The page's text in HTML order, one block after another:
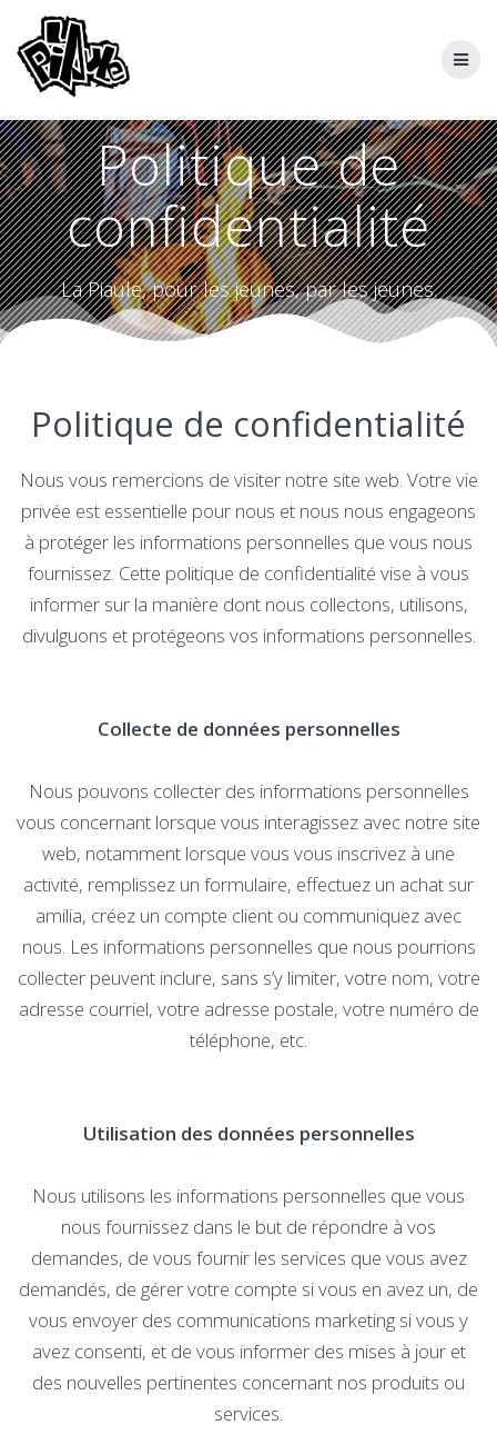
Politique de
confidentialité
La Piaule, pour les jeunes, par les jeunes.
Politique de confidentialité
Nous vous remercions de visiter notre site web. Votre vie
privée est essentielle pour nous et nous nous engageons
à protéger les informations personnelles que vous nous
fournissez. Cette politique de confidentialité vise à vous
informer sur la manière dont nous collectons, utilisons,
divulguons et protégeons vos informations personnelles.
Collecte de données personnelles
Nous pouvons collecter des informations personnelles
vous concernant lorsque vous interagissez avec notre site
web, notamment lorsque vous vous inscrivez à une
activité, remplissez un formulaire, effectuez un achat sur
amilia, créez un compte client ou communiquez avec
nous. Les informations personnelles que nous pourrions
collecter peuvent inclure, sans s’y limiter, votre nom, votre
adresse courriel, votre adresse postale, votre numéro de
téléphone, etc.
Utilisation des données personnelles
Nous utilisons les informations personnelles que vous
nous fournissez dans le but de répondre à vos
demandes, de vous fournir les services que vous avez
demandés, de gérer votre compte si vous en avez un, de
vous envoyer des communications marketing si vous y
avez consenti, et de vous informer des mises à jour et
des nouvelles pertinentes concernant nos produits ou
services.